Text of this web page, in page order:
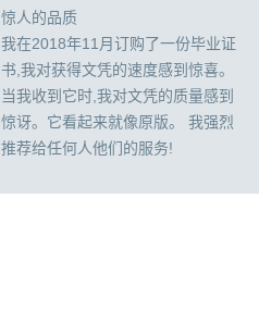
惊人的品质
我在2018年11月订购了一份毕业证
书,我对获得文凭的速度感到惊喜。
当我收到它时,我对文凭的质量感到
惊讶。它看起来就像原版。 我强烈
推荐给任何人他们的服务!